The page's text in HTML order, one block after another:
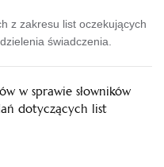
z zakresu list oczekujących
świadczenia.
w sprawie słowników
dotyczących list